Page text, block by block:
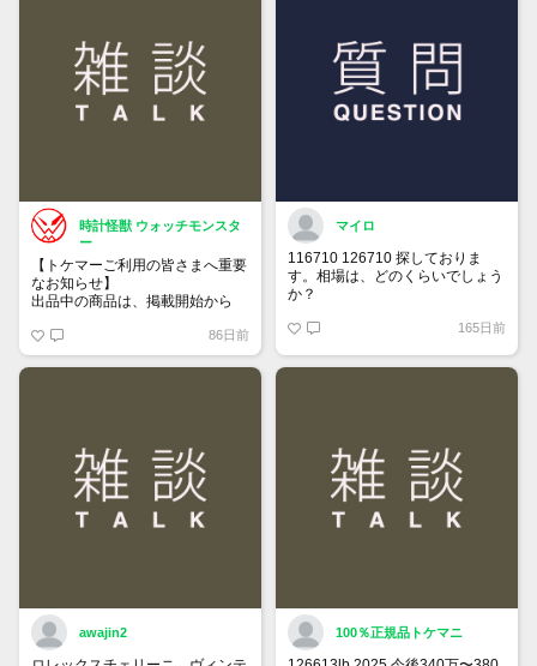
時計怪獣 ウォッチモンスタ
ー
【トケマーご利用の皆さまへ重要
なお知らせ】
出品中の商品は、掲載開始から
「下書き」へ戻ります。
トップページでお気に入り登録が
できるようになりました。
86日前
マイロ
116710 126710 探しておりま
す。相場は、どのくらいでしょう
か？
165日前
awajin2 100％正規品トケマニ